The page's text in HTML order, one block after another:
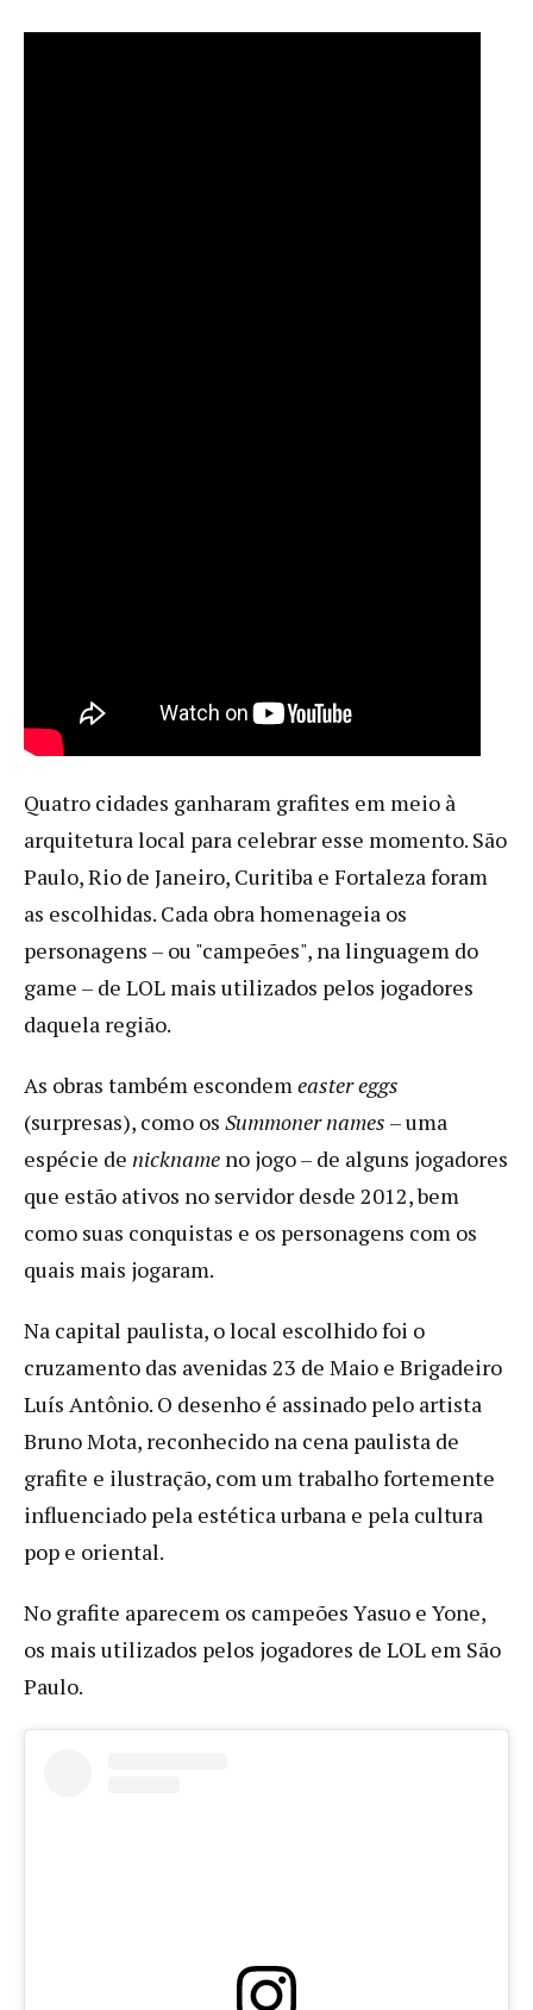
Quatro cidades ganharam grafites em meio à
arquitetura local para celebrar esse momento. São
Paulo, Rio de Janeiro, Curitiba e Fortaleza foram
as escolhidas. Cada obra homenageia os
personagens – ou "campeões", na linguagem do
game – de LOL mais utilizados pelos jogadores
daquela região.
As obras também escondemeaster eggs
(surpresas), como os Summoner names – uma
espécie de nickname no jogo – de alguns jogadores
que estão ativos no servidor desde 2012, bem
como suas conquistas e os personagens com os
quais mais jogaram.
Na capital paulista, o local escolhido foi o
cruzamento das avenidas 23 de Maio e Brigadeiro
Luís Antônio. O desenho é assinado pelo artista
Bruno Mota, reconhecido na cena paulista de
grafite e ilustração, com um trabalho fortemente
influenciado pela estética urbana e pela cultura
pop e oriental.
No grafite aparecem os campeões Yasuo e Yone,
os mais utilizados pelos jogadores de LOL em São
Paulo.